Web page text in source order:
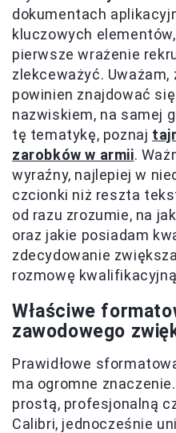
dokumentach
kluczowych
pierwsze wrażenie
zlekceważyć. Uważam,
powinien znajdować
nazwiskiem, na samej
tę tematykę, poznaj
zarobków w armii.
wyraźny, najlepiej w
czcionki niż reszta
od razu zrozumie, na
oraz jakie posiadam
zdecydowanie
rozmowę
Właściwe
zawodowego
Prawidłowe
ma ogromne
prostą, profesjonalną
Calibri, jednocześnie